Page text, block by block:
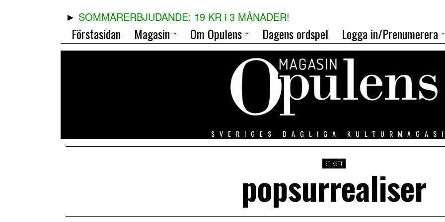
SOMMARERBJUDANDE: 19 KR i 3 MÅNADER!
Förstasidan Magasin Om Opulens Dagens ordspel Logga in/Prenumerera
SVERIGES DAGLIGA
ETIKETT
popsurrealiser